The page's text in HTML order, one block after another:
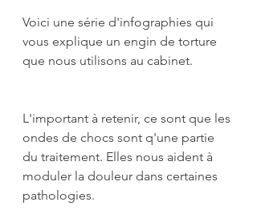
Voici une série d'infographies qui
vous explique un engin de torture
que nous utilisons au cabinet.
L'important à retenir, ce sont que les
ondes de chocs sont q'une partie
du traitement. Elles nous aident à
moduler la douleur dans certaines
pathologies.